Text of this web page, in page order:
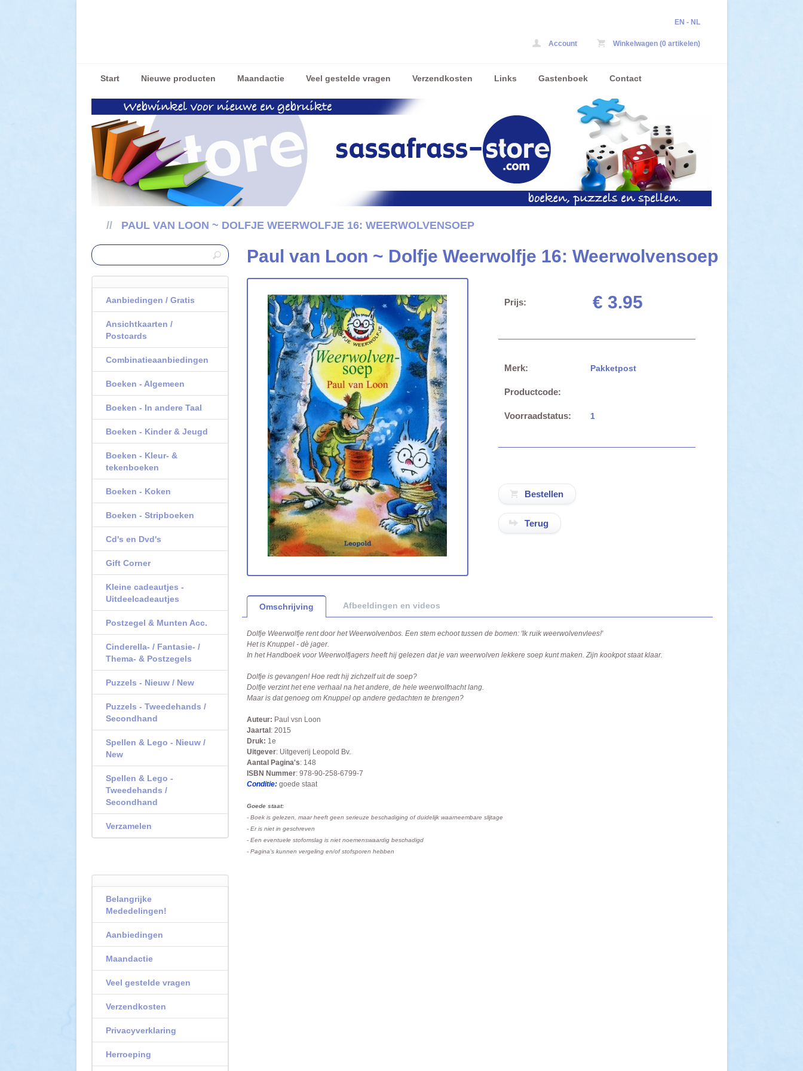
EN - NL
Account Winkelwagen (0 artikelen)
Start Nieuwe producten Maandactie Veel gestelde vragen Verzendkosten Links Gastenboek Contact
// PAUL VAN LOON ~ DOLFJE WEERWOLFJE 16: WEERWOLVENSOEP
Aanbiedingen / Gratis
Ansichtkaarten /
Postcards
Combinatieaanbiedingen
Boeken - Algemeen
Boeken - In andere Taal
Boeken - Kinder & Jeugd
Boeken - Kleur- &
tekenboeken
Boeken - Koken
Boeken - Stripboeken
Cd's en Dvd's
Gift Corner
Kleine cadeautjes -
Uitdeelcadeautjes
Postzegel & Munten Acc.
Cinderella- / Fantasie- /
Thema- & Postzegels
Puzzels - Nieuw / New
Puzzels - Tweedehands /
Secondhand
Spellen & Lego - Nieuw /
New
Spellen & Lego -
Tweedehands /
Secondhand
Verzamelen
Belangrijke
Mededelingen!
Aanbiedingen
Maandactie
Veel gestelde vragen
Verzendkosten
Privacyverklaring
Herroeping
Paul van Loon ~ Dolfje Weerwolfje 16: Weerwolvensoep
Prijs: € 3.95
Merk: Pakketpost
Productcode:
Voorraadstatus: 1
Terug
Omschrijving Afbeeldingen en videos
Dolfje Weerwolfje rent door het Weerwolvenbos. Een stem echoot tussen de bomen: 'Ik ruik weerwolvenvlees!'
Het is Knuppel - dè jager.
In het Handboek voor Weerwolfjagers heeft hij gelezen dat je van weerwolven lekkere soep kunt maken. Zijn kookpot staat klaar.
Dolfje is gevangen! Hoe redt hij zichzelf uit de soep?
Dolfje verzint het ene verhaal na het andere, de hele weerwolfnacht lang.
Maar is dat genoeg om Knuppel op andere gedachten te brengen?
Auteur: Paul vsn Loon
Jaartal : 2015
Druk: 1e
Uitgever: Uitgeverij Leopold Bv.
Aantal Pagina's: 148
ISBN Nummer: 978-90-258-6799-7
Conditie: goede staat
Goede staat:
- Boek is gelezen, maar heeft geen serieuze beschadiging of duidelijk waarneembare slijtage
- Er is niet in geschreven
- Een eventuele stofomslag is niet noemenswaardig beschadigd
- Pagina's kunnen vergeling en/of stofsporen hebben